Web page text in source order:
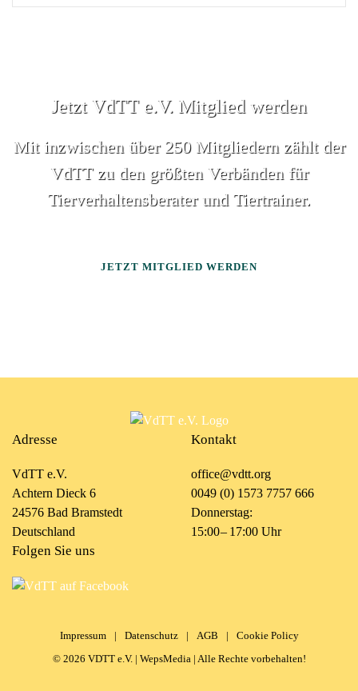
Jetzt VdTT e.V. Mitglied werden
Mit inzwischen über 250 Mitgliedern zählt der
VdTT zu den größten Verbänden für
Tierverhaltensberater und Tiertrainer.
JETZT MITGLIED WERDEN
Adresse
VdTT e.V.
Achtern Dieck 6
24576 Bad Bramstedt
Deutschland
Kontakt
office@vdtt.org
0049 (0) 1573 7757 666
Donnerstag:
15:00 – 17:00 Uhr
Folgen Sie uns
Impressum | Datenschutz | AGB |
Cookie Policy
© 2026 VDTT e.V. | WepsMedia| Alle Rechte vorbehalten!